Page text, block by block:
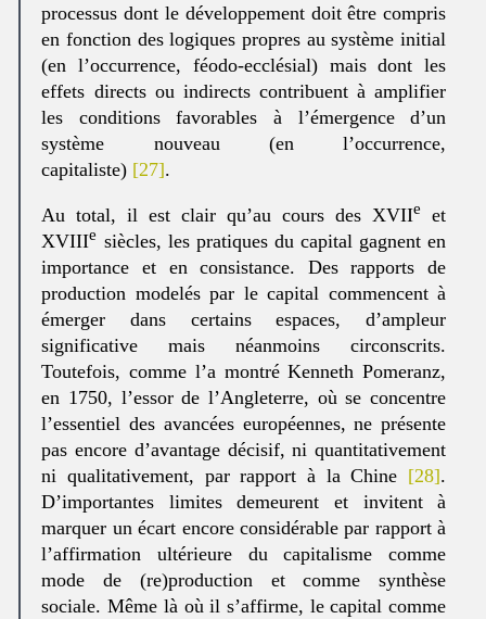
processus dont le développement doit être compris
en fonction des logiques propres au système initial
(en l’occurrence, féodo-ecclésial) mais dont les
effets directs ou indirects contribuent à amplifier
les conditions favorables à l’émergence d’un
système nouveau (en l’occurrence,
capitaliste) [27].
Au total, il est clair qu’au cours des XVIIe
et
XVIIIe siècles, les pratiques du capital gagnent en
importance et en consistance. Des rapports de
production modelés par le capital commencent à
émerger dans certains espaces, d’ampleur
significative mais néanmoins circonscrits.
Toutefois, comme l’a montré Kenneth Pomeranz,
en 1750, l’essor de l’Angleterre, où se concentre
l’essentiel des avancées européennes, ne présente
pas encore d’avantage décisif, ni quantitativement
ni qualitativement, par rapport à la Chine [28].
D’importantes limites demeurent et invitent à
marquer un écart encore considérable par rapport à
l’affirmation ultérieure du capitalisme comme
mode de (re)production et comme synthèse
sociale. Même là où il s’affirme, le capital comme